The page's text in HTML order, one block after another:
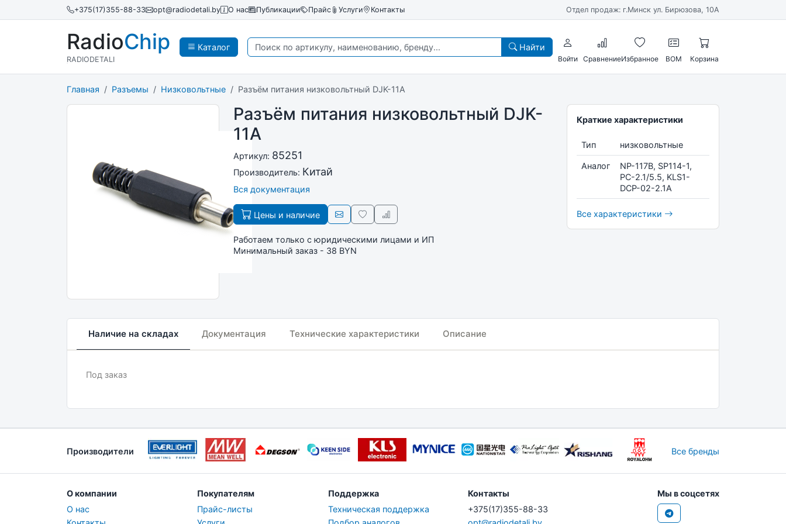
+375(17)355-88-33 opt@radiodetali.by О нас Публикации Прайс Услуги Контакты Отдел продаж: г.Минск ул. Бирюзова, 10А
Каталог
RadioChip
RADIODETALI
Найти
Войти СравнениеИзбранное BOM Корзина
Главная Разъемы Низковольтные Разъём питания низковольтный DJK-11A
Разъём питания низковольтный DJK-
11A
Артикул: 85251
Производитель: Китай
Вся документация
Цены и наличие
Работаем только с юридическими лицами и ИП
Минимальный заказ - 38 BYN
Краткие характеристики
Тип низковольтные
Аналог
NP-117B, SP114-1,
PC-2.1/5.5, KLS1-
DCP-02-2.1А
Все характеристики
Наличие на складах Документация Технические характеристики Описание
Под заказ
Производители Все бренды
О компании
О нас
Покупателям
Прайс-листы
Поддержка
Техническая поддержка
Контакты
+375(17)355-88-33
Мы в соцсетях